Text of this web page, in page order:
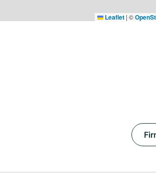
Leaflet | ©